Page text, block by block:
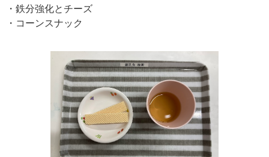
・鉄分強化とチーズ
・コーンスナック